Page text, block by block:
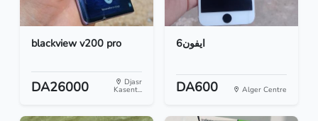
blackview v200 pro
DA26000 Djasr
Kasent...
ايفون6
DA600 Alger Centre